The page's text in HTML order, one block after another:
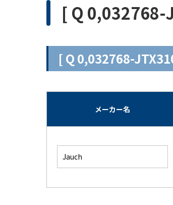
[ Q 0,032768-
[ Q 0,032768-
メーカー名